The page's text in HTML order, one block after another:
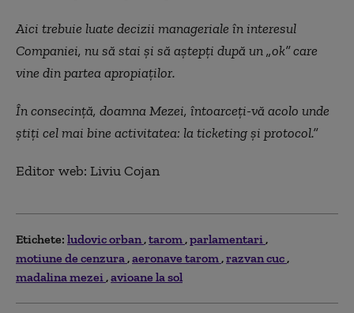
Aici trebuie luate decizii manageriale în interesul
Companiei, nu să stai și să aștepți după un „ok” care
vine din partea apropiaților.
În consecință, doamna Mezei, întoarceți-vă acolo unde
știți cel mai bine activitatea: la ticketing și protocol.”
Editor web: Liviu Cojan
Etichete: ludovic orban tarom parlamentari
motiune de cenzura aeronave tarom razvan cuc
madalina mezei avioane la sol